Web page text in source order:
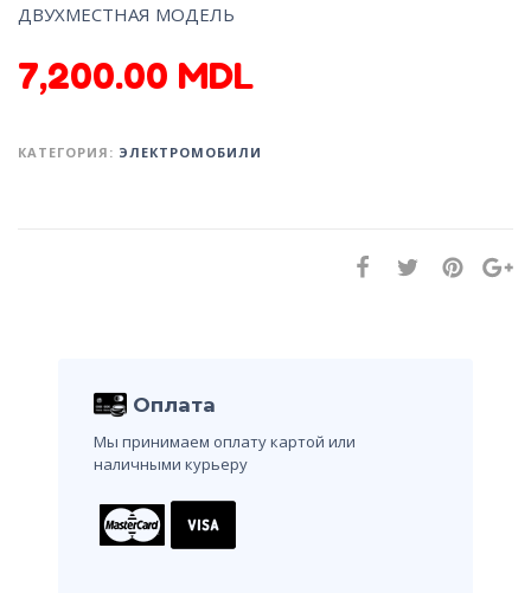
ДВУХМЕСТНАЯ МОДЕЛЬ
7,200.00 MDL
КАТЕГОРИЯ: ЭЛЕКТРОМОБИЛИ
Оплата
Мы принимаем оплату картой или
наличными курьеру